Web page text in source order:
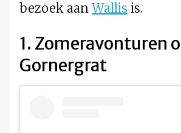
bezoek aan Wallis is.
1. Zomeravonturen
Gornergrat